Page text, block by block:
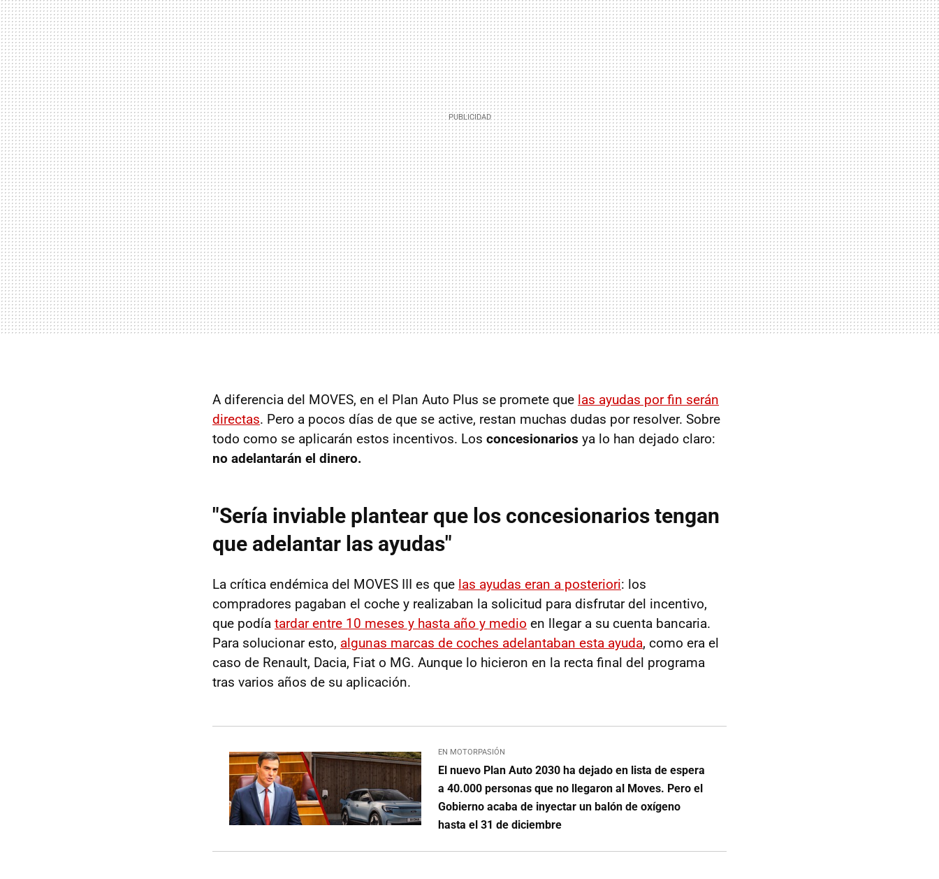
A diferencia del MOVES, en el Plan Auto Plus se promete que las ayudas por fin serán
directas. Pero a pocos días de que se active, restan muchas dudas por resolver. Sobre
todo como se aplicarán estos incentivos. Los concesionarios ya lo han dejado claro:
no adelantarán el dinero.
"Sería inviable plantear que los concesionarios tengan
que adelantar las ayudas"
La crítica endémica del MOVES III es que las ayudas eran a posteriori: los
compradores pagaban el coche y realizaban la solicitud para disfrutar del incentivo,
que podía tardar entre 10 meses y hasta año y medio en llegar a su cuenta bancaria.
Para solucionar esto, algunas marcas de coches adelantaban esta ayuda, como era el
caso de Renault, Dacia, Fiat o MG. Aunque lo hicieron en la recta final del programa
tras varios años de su aplicación.
EN MOTORPASIÓN
El nuevo Plan Auto 2030 ha dejado en lista de espera
a 40.000 personas que no llegaron al Moves. Pero el
Gobierno acaba de inyectar un balón de oxígeno
hasta el 31 de diciembre